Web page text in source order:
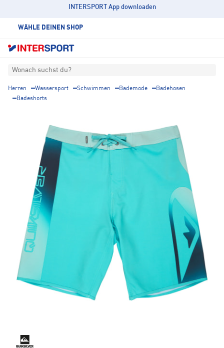
INTERSPORT App downloaden
WÄHLE DEINEN SHOP
Wonach suchst du?
Herren Wassersport Schwimmen Bademode
Badehosen
Badeshorts